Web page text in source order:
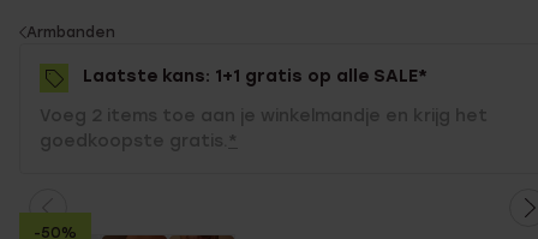
You
are
here:
Armbanden
Laatste kans: 1+1 gratis op alle SALE*
Voeg 2 items toe aan je winkelmandje en krijg het
goedkoopste gratis. *
-50%